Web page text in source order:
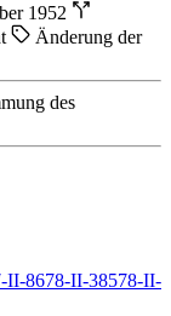
1952
Änderung der
des
II-8678-II-38578-II-